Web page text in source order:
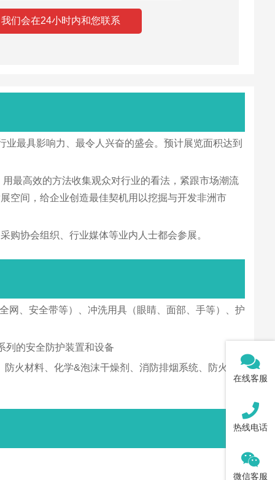
最具影响力、最令人兴奋的盛会。预计展览面积达到
最高效的方法收集观众对行业的看法，紧跟市场潮流
空间，给企业创造最佳契机用以挖掘与开发非洲市
购协会组织、行业媒体等业内人士都会参展。
网、安全带等）、冲洗用具（眼睛、面部、手等）、护
列的安全防护装置和设备
火材料、化学&泡沫干燥剂、消防排烟系统、防火布
在线客服
热线电话
微信客服